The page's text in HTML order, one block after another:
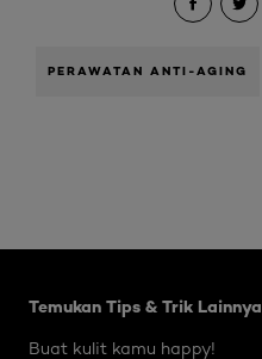
PERAWATAN ANTI-AGING
Temukan Tips & Trik Lainnya
Buat kulit kamu happy!